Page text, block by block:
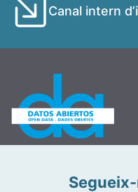
Canal intern